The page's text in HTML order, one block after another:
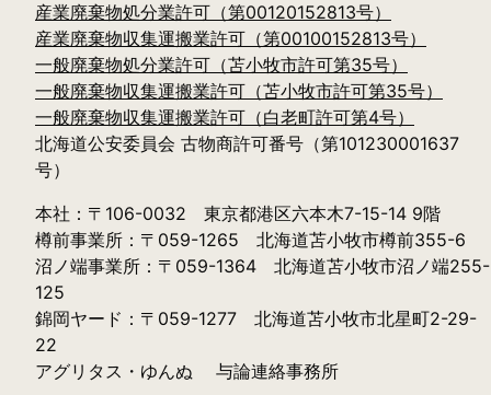
産業廃棄物処分業許可（第00120152813号）
産業廃棄物収集運搬業許可（第00100152813号）
一般廃棄物処分業許可（苫小牧市許可第35号）
一般廃棄物収集運搬業許可（苫小牧市許可第35号）
一般廃棄物収集運搬業許可（白老町許可第4号）
北海道公安委員会 古物商許可番号（第101230001637
号）
本社：〒106-0032 東京都港区六本木7-15-14 9階
樽前事業所：〒059-1265 北海道苫小牧市樽前355-6
沼ノ端事業所：〒059-1364 北海道苫小牧市沼ノ端255-
125
錦岡ヤード：〒059-1277 北海道苫小牧市北星町2-29-
22
アグリタス・ゆんぬ 与論連絡事務所